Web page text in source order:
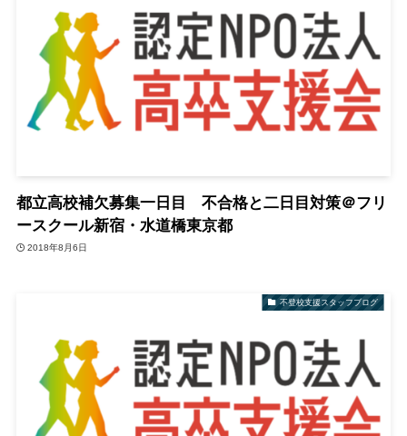
都立高校補欠募集一日目 不合格と二日目対策＠フリ
ースクール新宿・水道橋東京都
2018年8月6日
不登校支援スタッフブログ